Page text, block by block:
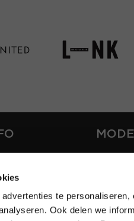
te
Ook delen weSHIFT